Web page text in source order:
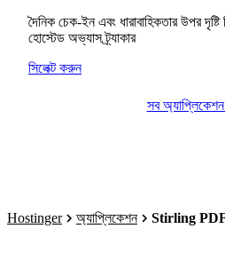
দৈনিক চেক-ইন এবং ধারাবাহিকতার উপর
হোস্টেড অভ্যাস ট্র্যাকার
সিলেক্ট করুন
সব
Hostinger অ্যাপ্লিকেশন Stirling